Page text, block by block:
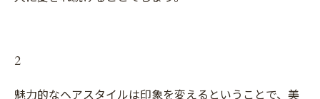
2
魅力的なヘアスタイルは印象を変えるということで、美